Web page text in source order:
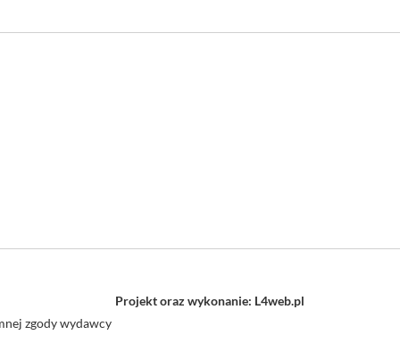
zgody wydawcy
Projekt oraz wykonanie: L4web.pl